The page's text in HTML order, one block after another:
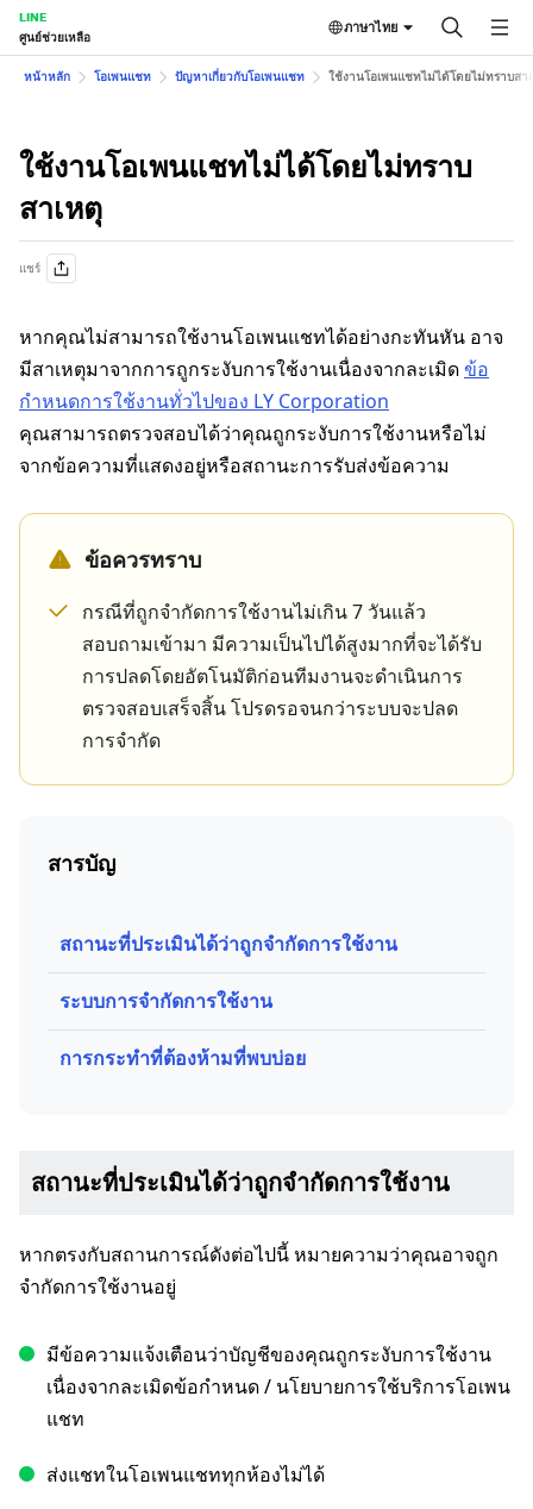
LINE
ศูนย์ช่วยเหลือ
ภาษาไทย
หน้าหลัก โอเพนแชท ปัญหาเกี่ยวกับโอเพนแชท ใช้งานโอเพนแชทไม่ได้โดยไม่ทราบสา
ใช้งานโอเพนแชทไม่ได้โดยไม่ทราบ
สาเหตุ
แชร์
หากคุณไม่สามารถใช้งานโอเพนแชทได้อย่างกะทันหัน อาจ
มีสาเหตุมาจากการถูกระงับการใช้งานเนื่องจากละเมิดข้อ
กำหนดการใช้งานทั่วไปของ LY Corporation
คุณสามารถตรวจสอบได้ว่าคุณถูกระงับการใช้งานหรือไม่
จากข้อความที่แสดงอยู่หรือสถานะการรับส่งข้อความ
ข้อควรทราบ
กรณีที่ถูกจำกัดการใช้งานไม่เกิน 7 วันแล้ว
สอบถามเข้ามา มีความเป็นไปได้สูงมากที่จะได้รับ
การปลดโดยอัตโนมัติก่อนทีมงานจะดำเนินการ
ตรวจสอบเสร็จสิ้น โปรดรอจนกว่าระบบจะปลด
การจำกัด
สารบัญ
สถานะที่ประเมินได้ว่าถูกจำกัดการใช้งาน
ระบบการจำกัดการใช้งาน
การกระทำที่ต้องห้ามที่พบบ่อย
สถานะที่ประเมินได้ว่าถูกจำกัดการใช้งาน
หากตรงกับสถานการณ์ดังต่อไปนี้ หมายความว่าคุณอาจถูก
จำกัดการใช้งานอยู่
มีข้อความแจ้งเตือนว่าบัญชีของคุณถูกระงับการใช้งาน
เนื่องจากละเมิดข้อกำหนด / นโยบายการใช้บริการโอเพน
แชท
ส่งแชทในโอเพนแชททุกห้องไม่ได้